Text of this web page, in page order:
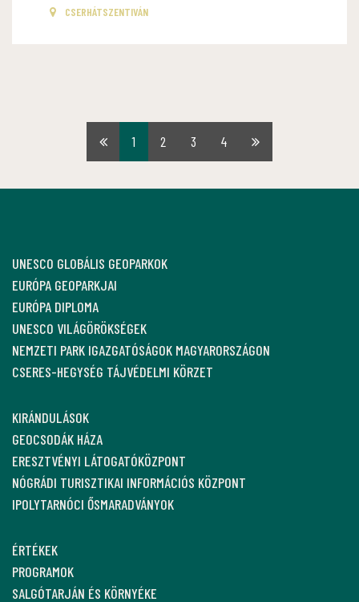
CSERHÁTSZENTIVÁN
Első1 2 3 4
Utolsó
UNESCO GLOBÁLIS GEOPARKOK
EURÓPA GEOPARKJAI
EURÓPA DIPLOMA
UNESCO VILÁGÖRÖKSÉGEK
NEMZETI PARK IGAZGATÓSÁGOK MAGYARORSZÁGON
CSERES-HEGYSÉG TÁJVÉDELMI KÖRZET
KIRÁNDULÁSOK
GEOCSODÁK HÁZA
ERESZTVÉNYI LÁTOGATÓKÖZPONT
NÓGRÁDI TURISZTIKAI INFORMÁCIÓS KÖZPONT
IPOLYTARNÓCI ŐSMARADVÁNYOK
ÉRTÉKEK
PROGRAMOK
SALGÓTARJÁN ÉS KÖRNYÉKE